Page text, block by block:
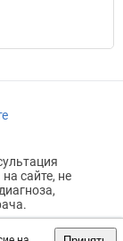
сайте, не